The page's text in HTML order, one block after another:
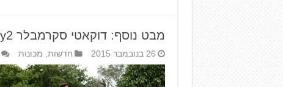
מבט נוסף: דוקאטי סקרמבלר Sixty2
26 בנובמבר 2015 חדשות, מכונות